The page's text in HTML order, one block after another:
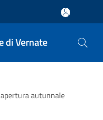
di Vernate
autunnale